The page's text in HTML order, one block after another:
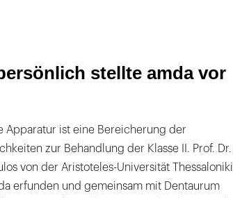
stellte amda vor
Apparatur ist eine Bereicherung der
zur Behandlung der Klasse II. Prof. Dr.
von der Aristoteles-Universität Thessaloniki
erfunden und gemeinsam mit Dentaurum